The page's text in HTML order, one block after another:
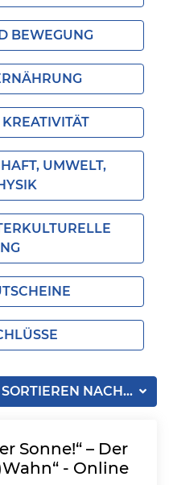
BEWEGUNG
UMWELT,
SORTIEREN NACH...
Sonne!“ – Der
- Online